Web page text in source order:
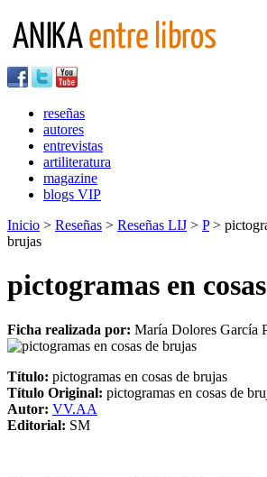
reseñas
autores
entrevistas
artiliteratura
magazine
blogs VIP
Inicio > Reseñas > Reseñas LIJ > P>
brujas
pictogramas en
Ficha realizada por: María Dolores García
Título: pictogramas en cosas de brujas
Título Original: pictogramas en cosas de
Autor: VV.AA
Editorial: SM